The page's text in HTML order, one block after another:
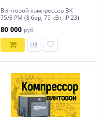
Винтовой компрессор BK
75/8 PM (8 бар, 75 кВт, IP 23)
80 000 руб.